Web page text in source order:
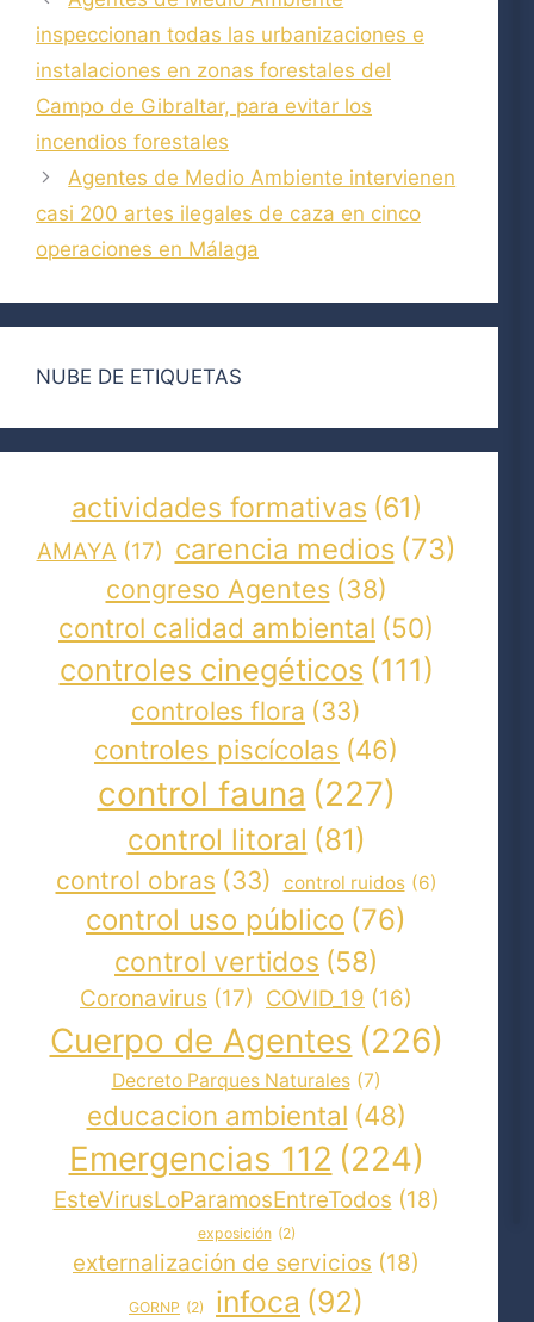
inspeccionan todas las urbanizaciones e
instalaciones en zonas forestales del
Campo de Gibraltar, para evitar los
incendios forestales
Agentes de Medio Ambiente intervienen
casi 200 artes ilegales de caza en cinco
operaciones en Málaga
NUBE DE ETIQUETAS
actividades formativas (61)
AMAYA (17) carencia medios (73)
congreso Agentes (38)
control calidad ambiental (50)
controles cinegéticos (111)
controles flora (33)
controles piscícolas (46)
control fauna (227)
control litoral (81)
control obras (33) control ruidos (6)
control uso público (76)
control vertidos (58)
Coronavirus (17) COVID_19 (16)
Cuerpo de Agentes (226)
Decreto Parques Naturales (7)
educacion ambiental (48)
Emergencias 112 (224)
EsteVirusLoParamosEntreTodos (18)
exposición (2)
externalización de servicios (18)
GORNP (2) infoca (92)